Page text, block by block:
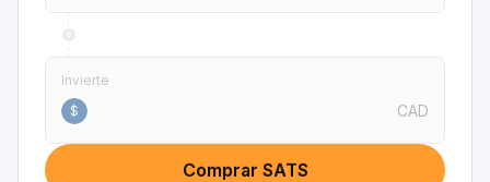
Invierte
$
CAD
Comprar SATS